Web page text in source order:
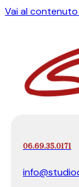
Vai al
06.69.35.0171